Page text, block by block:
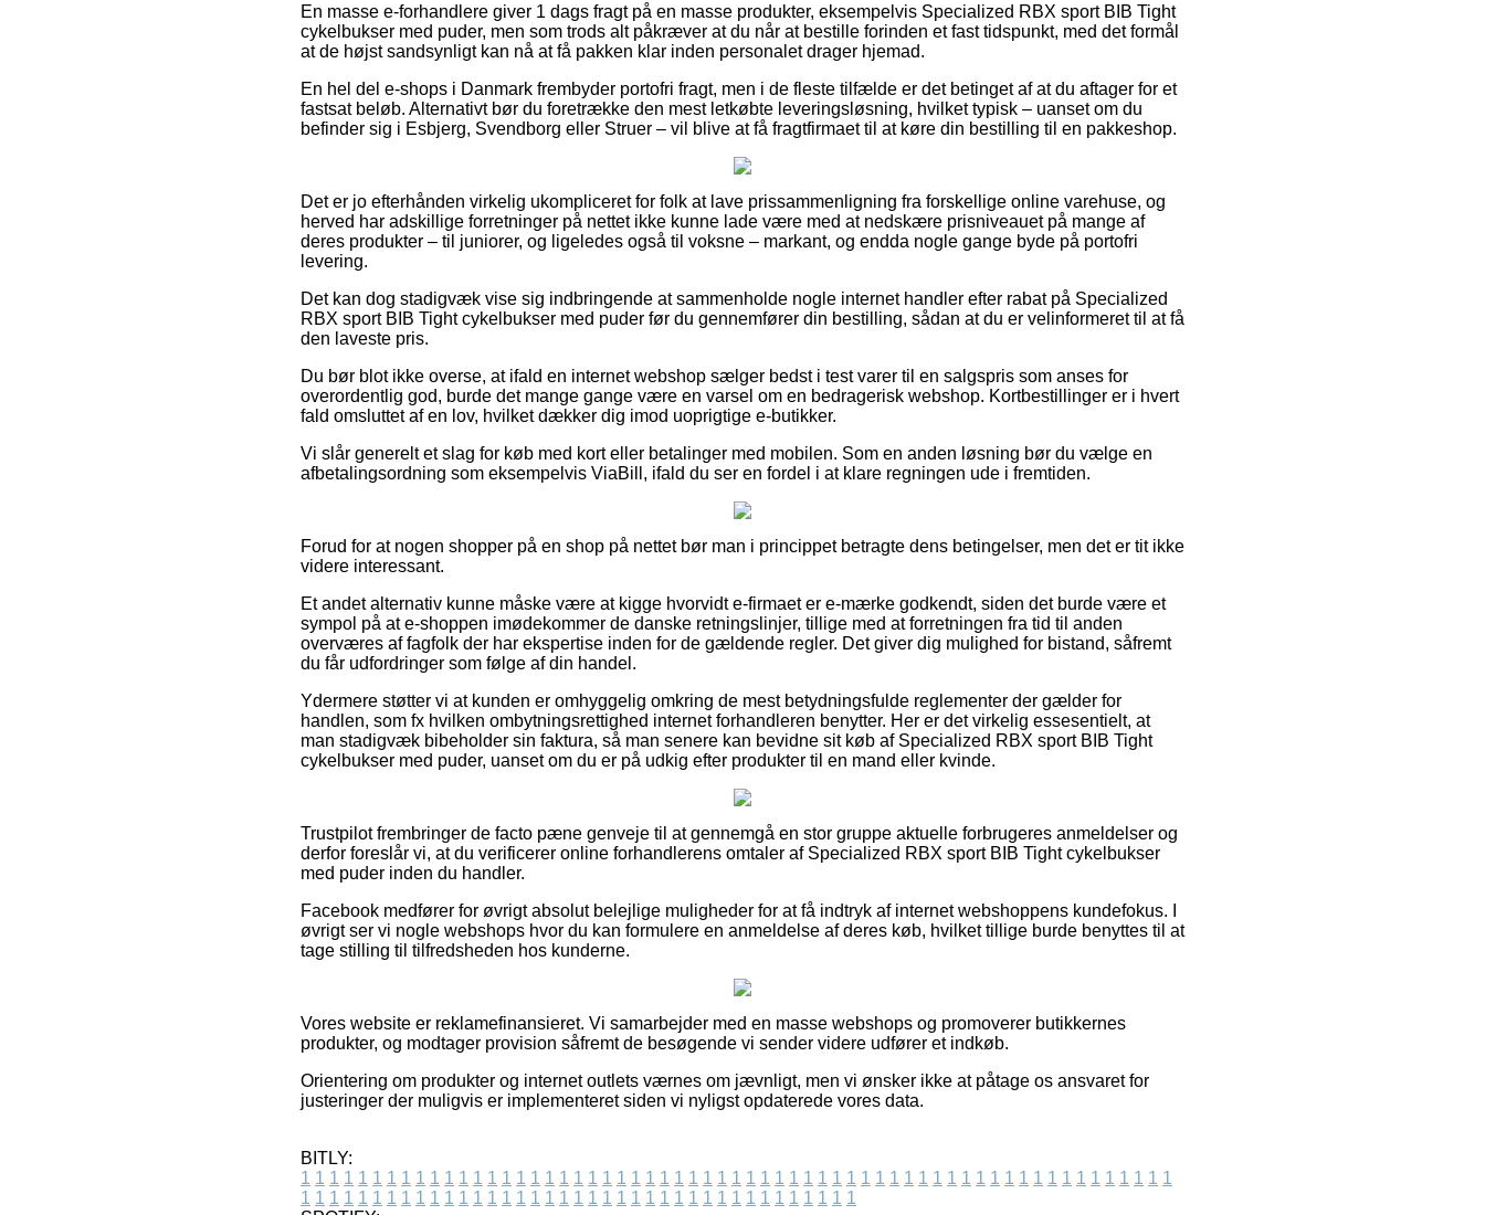
En masse e-forhandlere giver 1 dags fragt på en masse produkter, eksempelvis Specialized RBX sport BIB Tight
cykelbukser med puder, men som trods alt påkræver at du når at bestille forinden et fast tidspunkt, med det formål
at de højst sandsynligt kan nå at få pakken klar inden personalet drager hjemad.
En hel del e-shops i Danmark frembyder portofri fragt, men i de fleste tilfælde er det betinget af at du aftager for et
fastsat beløb. Alternativt bør du foretrække den mest letkøbte leveringsløsning, hvilket typisk – uanset om du
befinder sig i Esbjerg, Svendborg eller Struer – vil blive at få fragtfirmaet til at køre din bestilling til en pakkeshop.
Det er jo efterhånden virkelig ukompliceret for folk at lave prissammenligning fra forskellige online varehuse, og
herved har adskillige forretninger på nettet ikke kunne lade være med at nedskære prisniveauet på mange af
deres produkter – til juniorer, og ligeledes også til voksne – markant, og endda nogle gange byde på portofri
levering.
Det kan dog stadigvæk vise sig indbringende at sammenholde nogle internet handler efter rabat på Specialized
RBX sport BIB Tight cykelbukser med puder før du gennemfører din bestilling, sådan at du er velinformeret til at få
den laveste pris.
Du bør blot ikke overse, at ifald en internet webshop sælger bedst i test varer til en salgspris som anses for
overordentlig god, burde det mange gange være en varsel om en bedragerisk webshop. Kortbestillinger er i hvert
fald omsluttet af en lov, hvilket dækker dig imod uoprigtige e-butikker.
Vi slår generelt et slag for køb med kort eller betalinger med mobilen. Som en anden løsning bør du vælge en
afbetalingsordning som eksempelvis ViaBill, ifald du ser en fordel i at klare regningen ude i fremtiden.
Forud for at nogen shopper på en shop på nettet bør man i princippet betragte dens betingelser, men det er tit ikke
videre interessant.
Et andet alternativ kunne måske være at kigge hvorvidt e-firmaet er e-mærke godkendt, siden det burde være et
sympol på at e-shoppen imødekommer de danske retningslinjer, tillige med at forretningen fra tid til anden
overværes af fagfolk der har ekspertise inden for de gældende regler. Det giver dig mulighed for bistand, såfremt
du får udfordringer som følge af din handel.
Ydermere støtter vi at kunden er omhyggelig omkring de mest betydningsfulde reglementer der gælder for
handlen, som fx hvilken ombytningsrettighed internet forhandleren benytter. Her er det virkelig essesentielt, at
man stadigvæk bibeholder sin faktura, så man senere kan bevidne sit køb af Specialized RBX sport BIB Tight
cykelbukser med puder, uanset om du er på udkig efter produkter til en mand eller kvinde.
Trustpilot frembringer de facto pæne genveje til at gennemgå en stor gruppe aktuelle forbrugeres anmeldelser og
derfor foreslår vi, at du verificerer online forhandlerens omtaler af Specialized RBX sport BIB Tight cykelbukser
med puder inden du handler.
Facebook medfører for øvrigt absolut belejlige muligheder for at få indtryk af internet webshoppens kundefokus. I
øvrigt ser vi nogle webshops hvor du kan formulere en anmeldelse af deres køb, hvilket tillige burde benyttes til at
tage stilling til tilfredsheden hos kunderne.
Vores website er reklamefinansieret. Vi samarbejder med en masse webshops og promoverer butikkernes
produkter, og modtager provision såfremt de besøgende vi sender videre udfører et indkøb.
Orientering om produkter og internet outlets værnes om jævnligt, men vi ønsker ikke at påtage os ansvaret for
justeringer der muligvis er implementeret siden vi nyligst opdaterede vores data.
BITLY:
1 1 1 1 1 1 1 1 1 1 1 1 1 1 1 1 1 1 1 1 1 1 1 1 1 1 1 1 1 1 1 1 1 1 1 1 1 1 1 1 1 1 1 1 1 1 1 1 1 1 1 1 1 1 1 1 1 1 1 1 1
1 1 1 1 1 1 1 1 1 1 1 1 1 1 1 1 1 1 1 1 1 1 1 1 1 1 1 1 1 1 1 1 1 1 1 1 1 1 1